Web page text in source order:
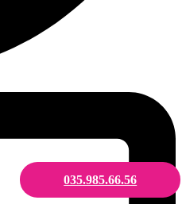
035.985.66.56